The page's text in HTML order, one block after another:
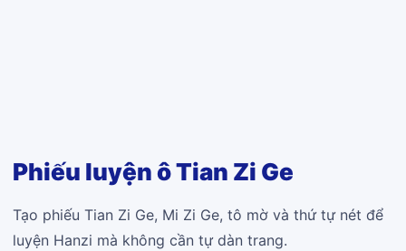
Phiếu luyện ô Tian Zi Ge
Tạo phiếu Tian Zi Ge, Mi Zi Ge, tô mờ và thứ tự nét để
luyện Hanzi mà không cần tự dàn trang.